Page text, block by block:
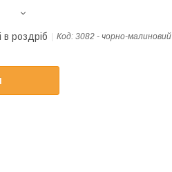
в роздріб Код: 3082 - чорно-малиновий